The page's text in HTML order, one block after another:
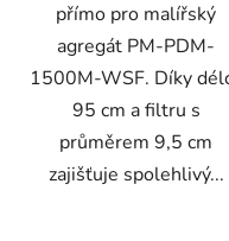
přímo pro malířský
agregát PM-PDM-
1500M-WSF. Díky
95 cm a filtru s
průměrem 9,5 cm
zajišťuje spolehlivý...